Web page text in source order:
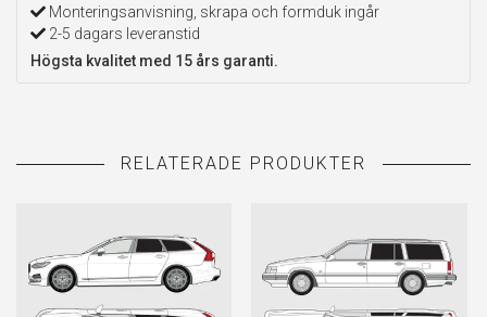
Monteringsanvisning, skrapa och formduk ingår
2-5 dagars leveranstid
Högsta kvalitet med 15 års garanti.